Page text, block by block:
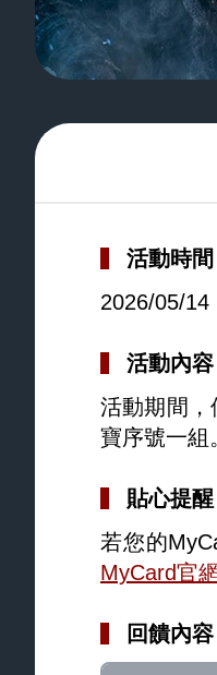
活動時間
2026/05/
活動內容
活動期間，
寶序號一組
貼心提醒
若您的
MyCard官網
回饋內容